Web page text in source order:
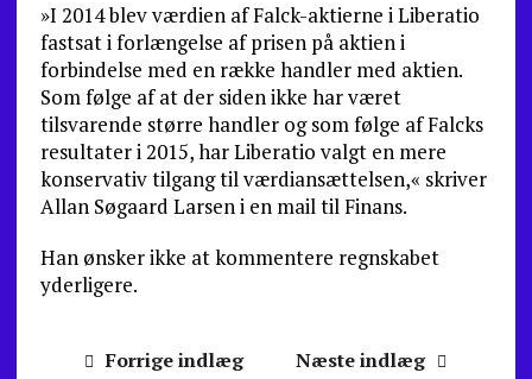
»I 2014 blev værdien af Falck-aktierne i Liberatio
fastsat i forlængelse af prisen på aktien i
forbindelse med en række handler med aktien.
Som følge af at der siden ikke har været
tilsvarende større handler og som følge af Falcks
resultater i 2015, har Liberatio valgt en mere
konservativ tilgang til værdiansættelsen,« skriver
Allan Søgaard Larsen i en mail til Finans.
Han ønsker ikke at kommentere regnskabet
yderligere.
Forrige indlæg Næste indlæg